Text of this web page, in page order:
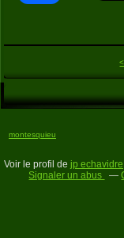
montesquieu
Voir le profil de jp echavidre
Signaler un abus